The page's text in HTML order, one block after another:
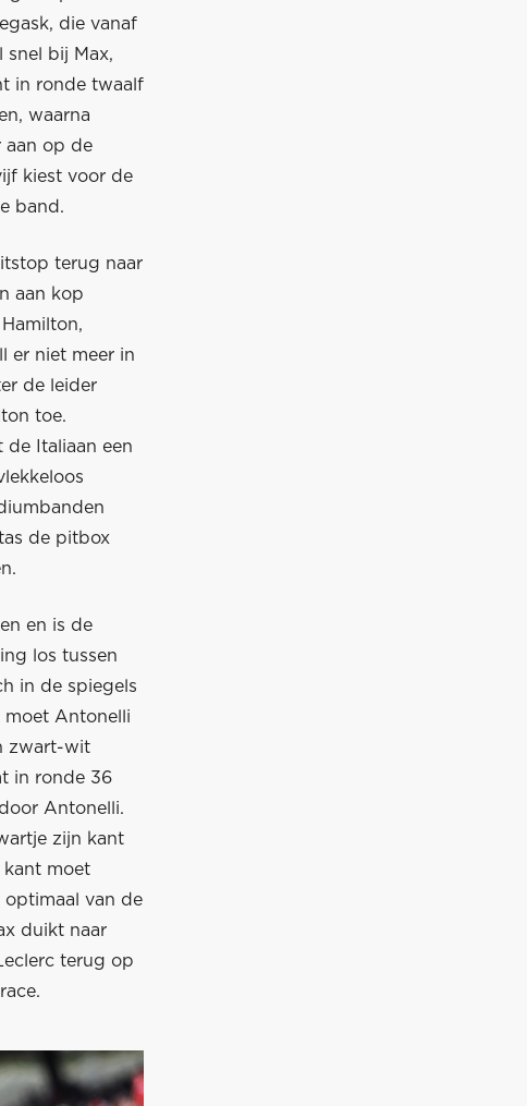
die vanaf
snel bij Max,
in ronde twaalf
waarna
aan op de
kiest voor de
band.
terug naar
aan kop
er niet meer in
de leider
toe.
Italiaan een
de pitbox
en is de
los tussen
in de spiegels
moet Antonelli
zwart-wit
in ronde 36
Antonelli.
zijn kant
kant moet
optimaal van de
duikt naar
terug op